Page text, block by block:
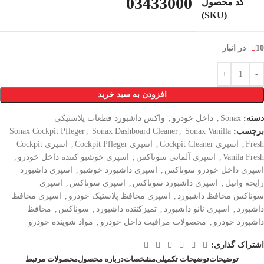
کد محصول
(SKU)
10 در انبار
افزودن به سبد خرید
دسته: Sonax
, داخل خودرو , واکس داشبورد قطعات پلاستیکی
برچسب:
Sonax Cockpit Pfleger , Sonax Dashboard Cleaner , Sonax Vanilla
Fresh
, اسپری Cockpit Cleaner , اسپری Cockpit Pfleger ,
اسپری Cockpit
Vanila Fresh
, اسپری آلمانی سوناکس , اسپری خوشبو کننده داخل خودرو ,
اسپری داخل خودرو سوناکس , اسپری داشبورد خوشبو ,
اسپری داشبورد
رایحه وانیل , اسپری داشبورد سوناکس , اسپری سوناکس ,
اسپری
سوناکس محافظ داشبورد , اسپری محافظ پلاستیک خودرو ,
اسپری محافظ
داشبورد , اسپری نانو داشبورد , تمیزکننده داشبورد , سوناکس , محافظ
داشبورد خودرو , محصولات مراقبت داخل خودرو , مواد شوینده خودرو
اشتراک گذاری:
توضیحاتتوضیحات تکمیلیمشخصاتدرباره محصولمحصولات مرتبط